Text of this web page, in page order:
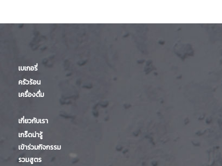
เบเกอรี่
ครัวร้อน
เครื่องดื่ม
เกี่ยวกับเรา
เกร็ดน่ารู้
เข้าร่วมกิจกรรม
รวมสูตร